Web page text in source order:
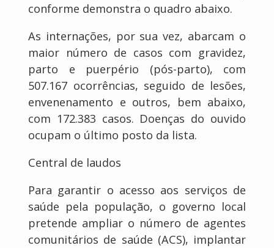
conforme demonstra o quadro abaixo.
As internações, por sua vez, abarcam o
maior número de casos com gravidez,
parto e puerpério (pós-parto), com
507.167 ocorrências, seguido de lesões,
envenenamento e outros, bem abaixo,
com 172.383 casos. Doenças do ouvido
ocupam o último posto da lista.
Central de laudos
Para garantir o acesso aos serviços de
saúde pela população, o governo local
pretende ampliar o número de agentes
comunitários de saúde (ACS), implantar